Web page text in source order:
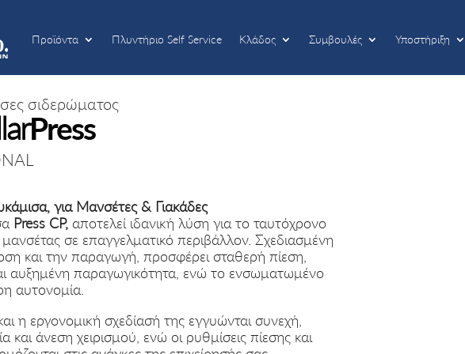
Προϊόντα Πλυντήριο Self Service Κλάδος Συμβουλές Υποστήριξη
Προϊόντα Πλυντήριο Self Service Κλάδος Συμβουλές Υποστήριξη
σιδερώματος
Press
για Μανσέτες & Γιακάδες
Press CP, αποτελεί ιδανική λύση για το ταυτόχρονο
σε επαγγελματικό περιβάλλον. Σχεδιασμένη
και την παραγωγή, προσφέρει σταθερή πίεση,
αυξημένη παραγωγικότητα, ενώ το ενσωματωμένο
αυτονομία.
η εργονομική σχεδίασή της εγγυώνται συνεχή,
και άνεση χειρισμού, ενώ οι ρυθμίσεις πίεσης και